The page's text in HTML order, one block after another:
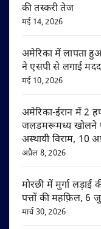
की तस्करी तेज
मई 14, 2026
अमेरिका में लापता
ने एसपी से लगाई
मई 10, 2026
अमेरिका-ईरान में 2
जलडमरूमध्य खोलने
अस्थायी विराम, 10
अप्रैल 8, 2026
मोरछी में मुर्गा
पत्तों की महफ़िल, 6
मार्च 30, 2026